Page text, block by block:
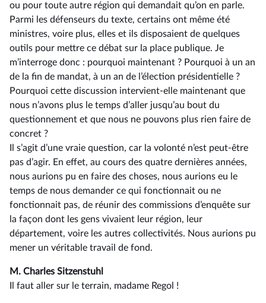
ou pour toute autre région qui demandait qu’on en parle.
Parmi les défenseurs du texte, certains ont même été
ministres, voire plus, elles et ils disposaient de quelques
outils pour mettre ce débat sur la place publique. Je
m’interroge donc : pourquoi maintenant ? Pourquoi à un an
de la fin de mandat, à un an de l’élection présidentielle ?
Pourquoi cette discussion intervient-elle maintenant que
nous n’avons plus le temps d’aller jusqu’au bout du
questionnement et que nous ne pouvons plus rien faire de
concret ?
Il s’agit d’une vraie question, car la volonté n’est peut-être
pas d’agir. En effet, au cours des quatre dernières années,
nous aurions pu en faire des choses, nous aurions eu le
temps de nous demander ce qui fonctionnait ou ne
fonctionnait pas, de réunir des commissions d’enquête sur
la façon dont les gens vivaient leur région, leur
département, voire les autres collectivités. Nous aurions pu
mener un véritable travail de fond.
M. Charles Sitzenstuhl
Il faut aller sur le terrain, madame Regol !